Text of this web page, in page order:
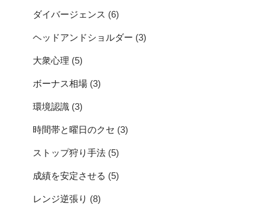
ダイバージェンス (6)
ヘッドアンドショルダー (3)
大衆心理 (5)
ボーナス相場 (3)
環境認識 (3)
時間帯と曜日のクセ (3)
ストップ狩り手法 (5)
成績を安定させる (5)
レンジ逆張り (8)